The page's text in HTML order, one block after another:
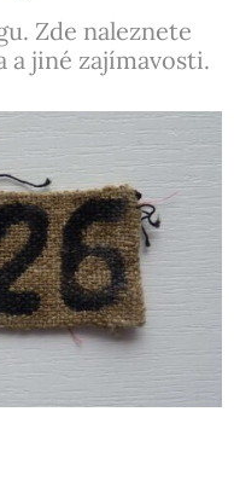
Zde naleznete
a jiné zajímavosti.